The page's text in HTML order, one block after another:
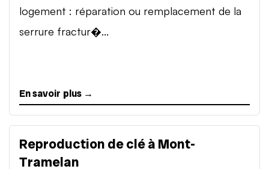
logement : réparation ou remplacement de la
serrure fractur�...
En savoir plus →
Reproduction de clé à Mont-
Tramelan